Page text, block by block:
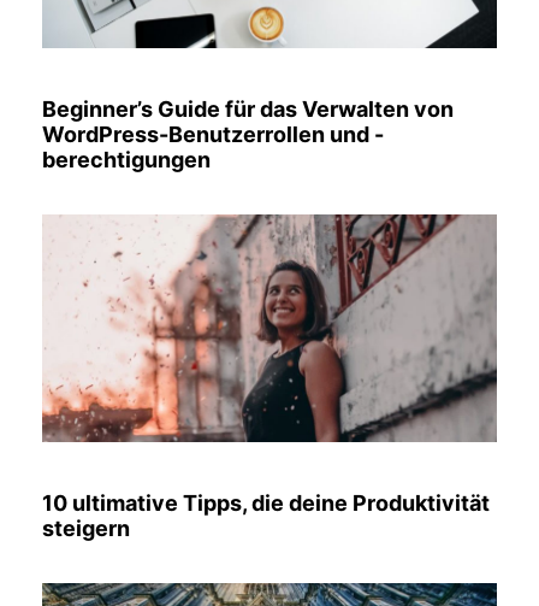
Beginner’s Guide für das Verwalten von
WordPress-Benutzerrollen und -
berechtigungen
10 ultimative Tipps, die deine Produktivität
steigern